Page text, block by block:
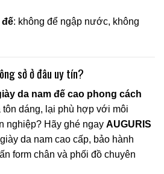
đế: không để ngập nước, không
sở ở đâu uy tín?
da nam đế cao phong cách
dáng, lại phù hợp với môi
nghiệp? Hãy ghé ngay AUGURIS
da nam cao cấp, bảo hành
form chân và phối đồ chuyên